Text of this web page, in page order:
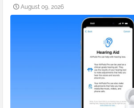
August 09, 2026